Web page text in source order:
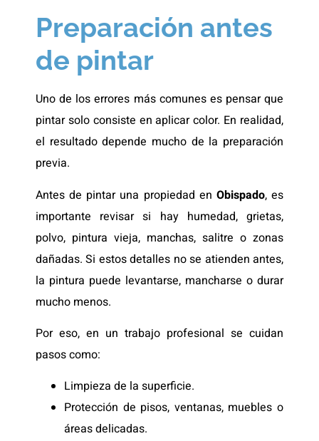
Preparación antes
de pintar
Uno de los errores más comunes es pensar que
pintar solo consiste en aplicar color. En realidad,
el resultado depende mucho de la preparación
previa.
Antes de pintar una propiedad en Obispado, es
importante revisar si hay humedad, grietas,
polvo, pintura vieja, manchas, salitre o zonas
dañadas. Si estos detalles no se atienden antes,
la pintura puede levantarse, mancharse o durar
mucho menos.
Por eso, en un trabajo profesional se cuidan
pasos como:
Limpieza de la superficie.
Protección de pisos, ventanas, muebles o
áreas delicadas.